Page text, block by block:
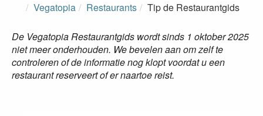
Vegatopia
Restaurants Tip de Restaurantgids
De Vegatopia Restaurantgids wordt sinds 1 oktober 2025
niet meer onderhouden. We bevelen aan om zelf te
controleren of de informatie nog klopt voordat u een
restaurant reserveert of er naartoe reist.